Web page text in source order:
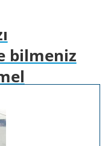
bilmeniz